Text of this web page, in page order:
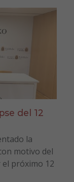
del 12
la
motivo del
próximo 12